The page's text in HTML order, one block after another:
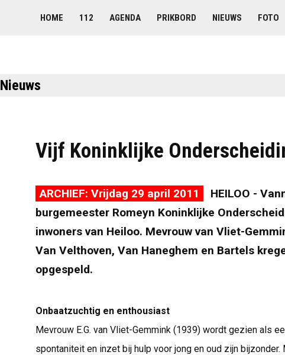
HOME 112 AGENDA PRIKBORD NIEUWS FOTO
Nieuws
Vijf Koninklijke
ARCHIEF: Vrijdag 29 april 2011
HEILOO -
burgemeester Romeyn Koninklijke
inwoners van Heiloo. Mevrouw van Vliet-
Van Velthoven, Van Haneghem en Bartels
opgespeld.
Onbaatzuchtig en enthousiast
Mevrouw E.G. van Vliet-Gemmink (1939) wordt gezien als
spontaniteit en inzet bij hulp voor jong en oud zijn